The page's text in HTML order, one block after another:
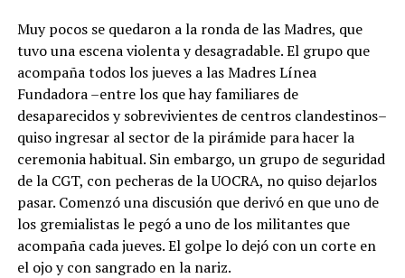
Muy pocos se quedaron a la ronda de las Madres, que
tuvo una escena violenta y desagradable. El grupo que
acompaña todos los jueves a las Madres Línea
Fundadora –entre los que hay familiares de
desaparecidos y sobrevivientes de centros clandestinos–
quiso ingresar al sector de la pirámide para hacer la
ceremonia habitual. Sin embargo, un grupo de seguridad
de la CGT, con pecheras de la UOCRA, no quiso dejarlos
pasar. Comenzó una discusión que derivó en que uno de
los gremialistas le pegó a uno de los militantes que
acompaña cada jueves. El golpe lo dejó con un corte en
el ojo y con sangrado en la nariz.